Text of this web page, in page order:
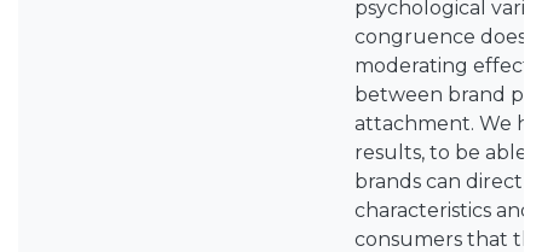
psychological
congruence does
moderating effect
between brand
attachment. We
results, to be able
brands can direct
characteristics
consumers that